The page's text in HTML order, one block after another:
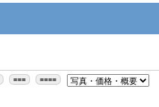
■■■ ■■■■